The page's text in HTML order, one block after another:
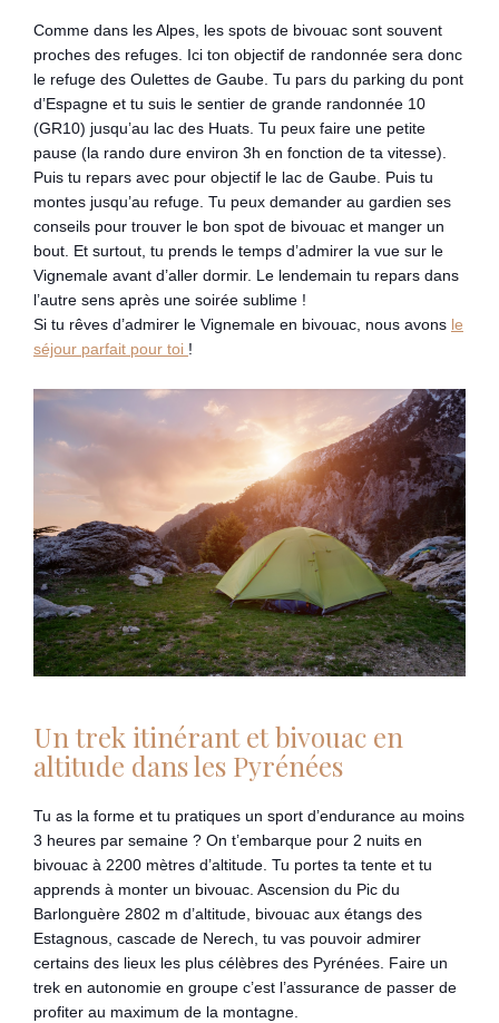
Comme dans les Alpes, les spots de bivouac sont souvent
proches des refuges. Ici ton objectif de randonnée sera donc
le refuge des Oulettes de Gaube. Tu pars du parking du pont
d’Espagne et tu suis le sentier de grande randonnée 10
(GR10) jusqu’au lac des Huats. Tu peux faire une petite
pause (la rando dure environ 3h en fonction de ta vitesse).
Puis tu repars avec pour objectif le lac de Gaube. Puis tu
montes jusqu’au refuge. Tu peux demander au gardien ses
conseils pour trouver le bon spot de bivouac et manger un
bout. Et surtout, tu prends le temps d’admirer la vue sur le
Vignemale avant d’aller dormir. Le lendemain tu repars dans
l’autre sens après une soirée sublime !
Si tu rêves d’admirer le Vignemale en bivouac, nous avons le
séjour parfait pour toi !
Un trek itinérant et bivouac en
altitude dans les Pyrénées
Tu as la forme et tu pratiques un sport d’endurance au moins
3 heures par semaine ? On t’embarque pour 2 nuits en
bivouac à 2200 mètres d’altitude. Tu portes ta tente et tu
apprends à monter un bivouac. Ascension du Pic du
Barlonguère 2802 m d’altitude, bivouac aux étangs des
Estagnous, cascade de Nerech, tu vas pouvoir admirer
certains des lieux les plus célèbres des Pyrénées. Faire un
trek en autonomie en groupe c’est l’assurance de passer de
profiter au maximum de la montagne.